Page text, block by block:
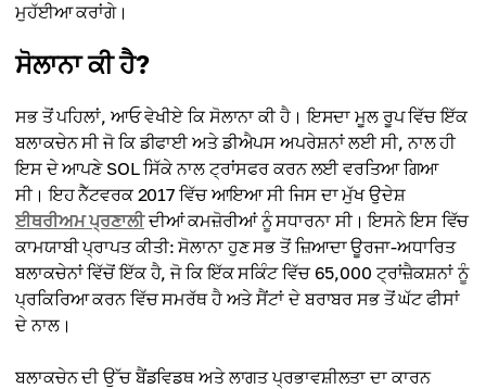
ਮੁਹੱਈਆ ਕਰਾਂਗੇ।
ਸੋਲਾਨਾ ਕੀ ਹੈ?
ਸਭ ਤੋਂ ਪਹਿਲਾਂ, ਆਓ ਵੇਖੀਏ ਕਿ ਸੋਲਾਨਾ ਕੀ ਹੈ। ਇਸਦਾ ਮੂਲ ਰੂਪ ਵਿੱਚ ਇੱਕ
ਬਲਾਕਚੇਨ ਸੀ ਜੋ ਕਿ ਡੀਫਾਈ ਅਤੇ ਡੀਐਪਸ ਅਪਰੇਸ਼ਨਾਂ ਲਈ ਸੀ, ਨਾਲ ਹੀ
ਇਸ ਦੇ ਆਪਣੇ SOL ਸਿੱਕੇ ਨਾਲ ਟ੍ਰਾਂਸਫਰ ਕਰਨ ਲਈ ਵਰਤਿਆ ਗਿਆ
ਸੀ। ਇਹ ਨੈੱਟਵਰਕ 2017 ਵਿੱਚ ਆਇਆ ਸੀ ਜਿਸ ਦਾ ਮੁੱਖ ਉਦੇਸ਼
ਈਥਰੀਅਮ ਪ੍ਰਣਾਲੀਦੀਆਂ ਕਮਜ਼ੋਰੀਆਂ ਨੂੰ ਸਧਾਰਨਾ ਸੀ। ਇਸਨੇ ਇਸ ਵਿੱਚ
ਕਾਮਯਾਬੀ ਪ੍ਰਾਪਤ ਕੀਤੀ: ਸੋਲਾਨਾ ਹੁਣ ਸਭ ਤੋਂ ਜ਼ਿਆਦਾ ਊਰਜਾ-ਅਧਾਰਿਤ
ਬਲਾਕਚੇਨਾਂ ਵਿੱਚੋਂ ਇੱਕ ਹੈ, ਜੋ ਕਿ ਇੱਕ ਸਕਿੰਟ ਵਿੱਚ 65,000 ਟ੍ਰਾਂਜ਼ੈਕਸ਼ਨਾਂ ਨੂੰ
ਪ੍ਰਕਿਰਿਆ ਕਰਨ ਵਿੱਚ ਸਮਰੱਥ ਹੈ ਅਤੇ ਸੈਂਟਾਂ ਦੇ ਬਰਾਬਰ ਸਭ ਤੋਂ ਘੱਟ ਫੀਸਾਂ
ਦੇ ਨਾਲ।
ਬਲਾਕਚੇਨ ਦੀ ਉੱਚ ਬੈਂਡਵਿਡਥ ਅਤੇ ਲਾਗਤ ਪ੍ਰਭਾਵਸ਼ੀਲਤਾ ਦਾ ਕਾਰਨ